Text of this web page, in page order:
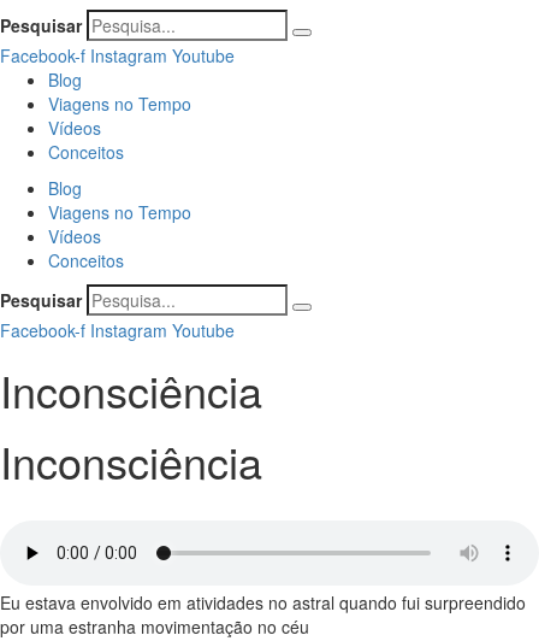
Pesquisar
Facebook-f Instagram Youtube
Blog
Viagens no Tempo
Vídeos
Conceitos
Blog
Viagens no Tempo
Vídeos
Conceitos
Pesquisar
Facebook-f Instagram Youtube
Inconsciência
Inconsciência
Eu estava envolvido em atividades no astral quando fui surpreendido
por uma estranha movimentação no céu